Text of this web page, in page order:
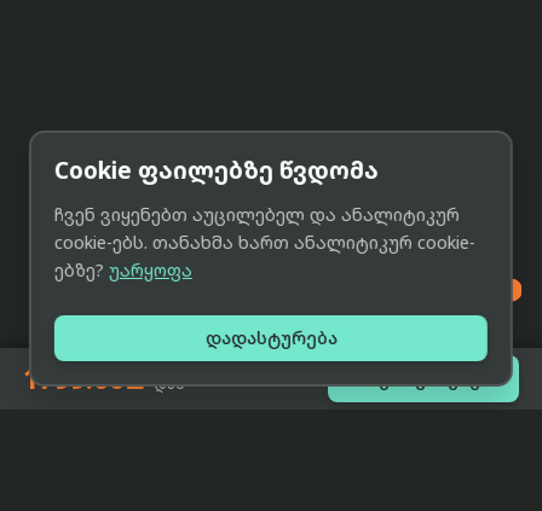
1799.00₾-დან შეთავაზებები

Cookie ფაილებზე წვდომა
ჩვენ ვიყენებთ აუცილებელ და ანალიტიკურ
cookie-ებს. თანახმა ხართ ანალიტიკურ cookie-
ებზე? უარყოფა
დადასტურება